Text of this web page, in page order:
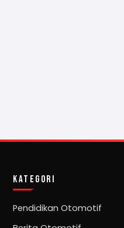
KATEGORI
Pendidikan Otomotif